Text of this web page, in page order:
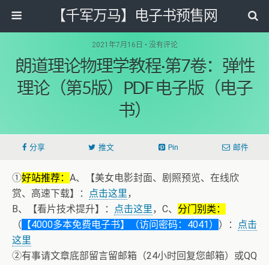
【千军万马】电子书预售网
2021年7月16日 • 没有评论
朗道理论物理学教程·第7卷：弹性
理论（第5版）PDF 电子版（电子
书）
分享 推文 Pin 邮件
①好站推荐： A、【美女电影封面、剧照预览、在线欣
赏、高速下载】：
点击这里，
B、【看片技术提升】：
点击这里，C、 分门别类：
（ 【4000多本免费电子书】（访问密码：4041） ）：
点击
这里
②有事请文章底部留言留邮箱（24小时回复您邮箱）或QQ